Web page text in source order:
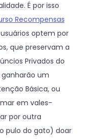
É por isso
Recompensas
optem por
que preservam a
Privados do
ganharão um
Básica, ou
em vales-
por outra
pulo do gato) doar